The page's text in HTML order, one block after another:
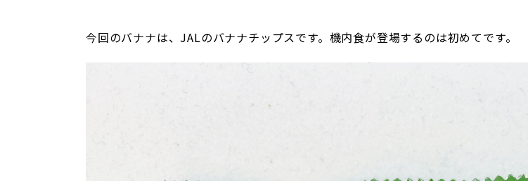
今回のバナナは、JALのバナナチップスです。機内食が登場するのは初めてです。